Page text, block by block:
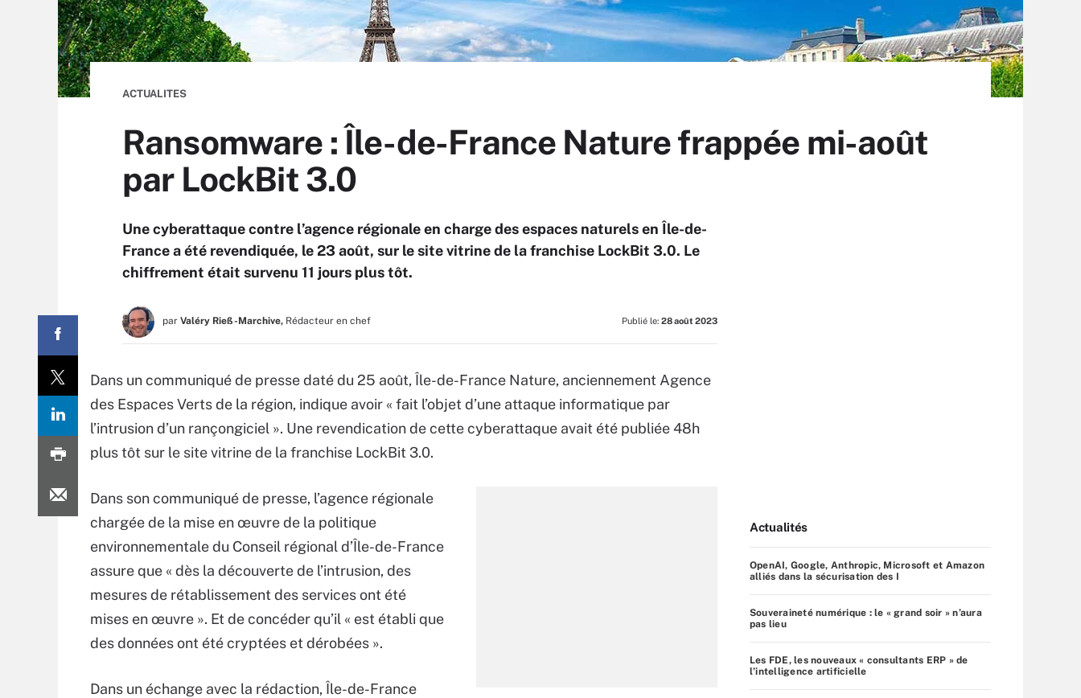
ACTUALITES
Ransomware : Île-de-France Nature frappée mi-août
par LockBit 3.0
Une cyberattaque contre l’agence régionale en charge des espaces naturels en Île-de-
France a été revendiquée, le 23 août, sur le site vitrine de la franchise LockBit 3.0. Le
chiffrement était survenu 11 jours plus tôt.
par Valéry Rieß-Marchive, Rédacteur en chef Publié le: 28 août 2023
Dans un communiqué de presse daté du 25 août, Île-de-France Nature, anciennement Agence
des Espaces Verts de la région, indique avoir « fait l’objet d’une attaque informatique par
l’intrusion d’un rançongiciel ». Une revendication de cette cyberattaque avait été publiée 48h
plus tôt sur le site vitrine de la franchise LockBit 3.0.
Dans son communiqué de presse, l’agence régionale
chargée de la mise en œuvre de la politique
environnementale du Conseil régional d’Île-de-France
assure que « dès la découverte de l’intrusion, des
mesures de rétablissement des services ont été
mises en œuvre ». Et de concéder qu’il « est établi que
des données ont été cryptées et dérobées ».
Dans un échange avec la rédaction, Île-de-France
Actualités
OpenAI, Google, Anthropic, Microsoft et Amazon
alliés dans la sécurisation des I
Souveraineté numérique : le « grand soir » n’aura
pas lieu
Les FDE, les nouveaux « consultants ERP » de
l’intelligence artificielle